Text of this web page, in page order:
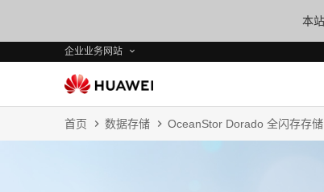
本
企业业务网站
首页 数据存储 OceanStor Dorado 全闪存存储